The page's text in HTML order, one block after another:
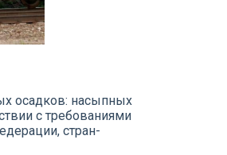
осадков: насыпных
с требованиями
стран-